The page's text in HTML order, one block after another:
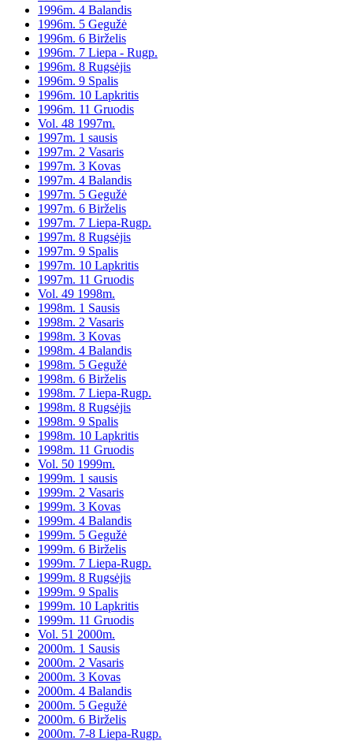
1996m. 4 Balandis
1996m. 5 Gegužė
1996m. 6 Birželis
1996m. 7 Liepa - Rugp.
1996m. 8 Rugsėjis
1996m. 9 Spalis
1996m. 10 Lapkritis
1996m. 11 Gruodis
Vol. 48 1997m.
1997m. 1 sausis
1997m. 2 Vasaris
1997m. 3 Kovas
1997m. 4 Balandis
1997m. 5 Gegužė
1997m. 6 Birželis
1997m. 7 Liepa-Rugp.
1997m. 8 Rugsėjis
1997m. 9 Spalis
1997m. 10 Lapkritis
1997m. 11 Gruodis
Vol. 49 1998m.
1998m. 1 Sausis
1998m. 2 Vasaris
1998m. 3 Kovas
1998m. 4 Balandis
1998m. 5 Gegužė
1998m. 6 Birželis
1998m. 7 Liepa-Rugp.
1998m. 8 Rugsėjis
1998m. 9 Spalis
1998m. 10 Lapkritis
1998m. 11 Gruodis
Vol. 50 1999m.
1999m. 1 sausis
1999m. 2 Vasaris
1999m. 3 Kovas
1999m. 4 Balandis
1999m. 5 Gegužė
1999m. 6 Birželis
1999m. 7 Liepa-Rugp.
1999m. 8 Rugsėjis
1999m. 9 Spalis
1999m. 10 Lapkritis
1999m. 11 Gruodis
Vol. 51 2000m.
2000m. 1 Sausis
2000m. 2 Vasaris
2000m. 3 Kovas
2000m. 4 Balandis
2000m. 5 Gegužė
2000m. 6 Birželis
2000m. 7-8 Liepa-Rugp.